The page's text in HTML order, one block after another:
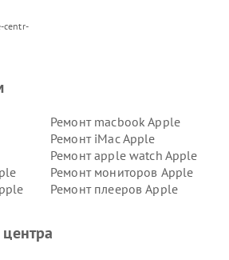
centr-
Ремонт macbook Apple
Ремонт iMac Apple
Ремонт apple watch Apple
Ремонт мониторов Apple
Ремонт плееров Apple